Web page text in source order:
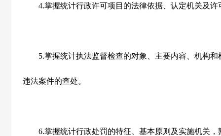
4.掌握统计行政许可项目的法律依据、认定机关及许
5.掌握统计执法监督检查的对象、主要内容、机构
违法案件的查处。
6.掌握统计行政处罚的特征、基本原则及实施机关